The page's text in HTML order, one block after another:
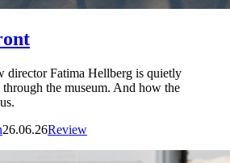
director Fatima Hellberg is quietly
the museum. And how the
26.06.26Review